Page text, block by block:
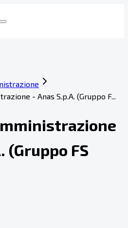
- Anas S.p.A. (Gruppo F...
(Gruppo FS